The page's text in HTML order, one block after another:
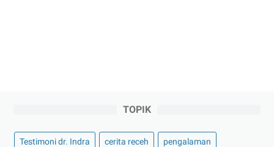
TOPIK
Testimoni dr. Indra cerita receh pengalaman